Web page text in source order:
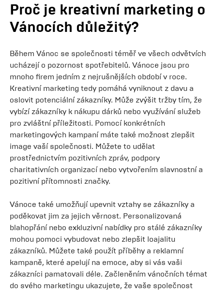
Proč je kreativní marketing o
Vánocích důležitý?
Během Vánoc se společnosti téměř ve všech odvětvích
ucházejí o pozornost spotřebitelů. Vánoce jsou pro
mnoho firem jedním z nejrušnějších období v roce.
Kreativní marketing tedy pomáhá vyniknout z davu a
oslovit potenciální zákazníky. Může zvýšit tržby tím, že
vybízí zákazníky k nákupu dárků nebo využívání služeb
pro zvláštní příležitosti. Pomocí konkrétních
marketingových kampaní máte také možnost zlepšit
image vaší společnosti. Můžete to udělat
prostřednictvím pozitivních zpráv, podpory
charitativních organizací nebo vytvořením slavnostní a
pozitivní přítomnosti značky.
Vánoce také umožňují upevnit vztahy se zákazníky a
poděkovat jim za jejich věrnost. Personalizovaná
blahopřání nebo exkluzivní nabídky pro stálé zákazníky
mohou pomoci vybudovat nebo zlepšit loajalitu
zákazníků. Můžete také použít příběhy a reklamní
kampaně, které apelují na emoce, aby si vás vaši
zákazníci pamatovali déle. Začleněním vánočních témat
do svého marketingu ukazujete, že vaše společnost